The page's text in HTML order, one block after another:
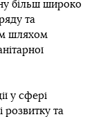
більш широко
та
шляхом
у сфері
розвитку та